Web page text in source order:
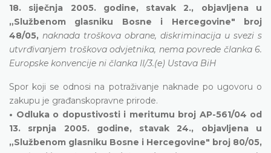
18. siječnja 2005. godine, stavak 2., objavljena u
„Službenom glasniku Bosne i Hercegovine" broj
48/05, naknada troškova obrane, diskriminacija u svezi s
utvrđivanjem troškova odvjetnika, nema povrede članka 6.
Europske konvencije ni članka II/3.(e) Ustava BiH
Spor koji se odnosi na potraživanje naknade po ugovoru o
zakupu je građanskopravne prirode.
• Odluka o dopustivosti i meritumu broj AP-561/04 od
13. srpnja 2005. godine, stavak 24., objavljena u
„Službenom glasniku Bosne i Hercegovine" broj 80/05,